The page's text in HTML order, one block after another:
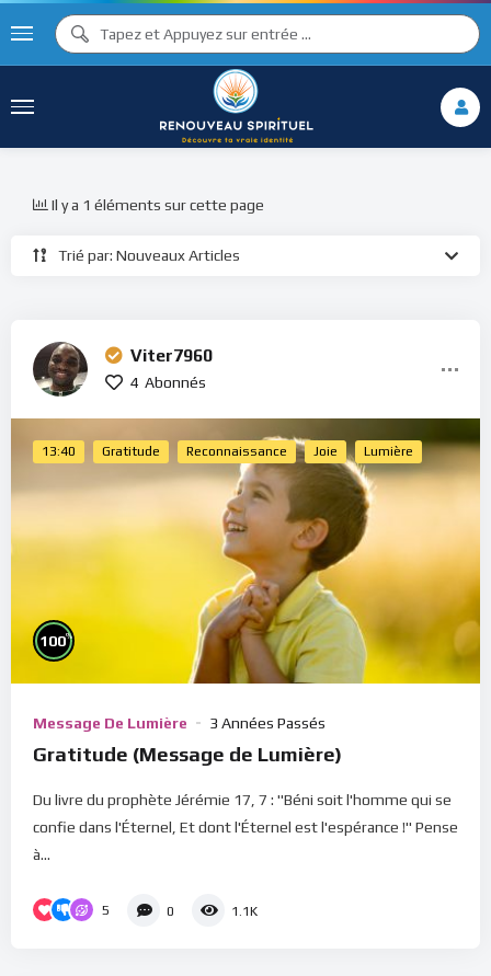
Trié par: Nouveaux Articles
Il y a 1 éléments sur cette page
Viter7960
4 Abonnés
13:40 Gratitude Reconnaissance Joie Lumière
100%
Message De Lumière 3 Années Passés
Gratitude (Message de Lumière)
Du livre du prophète Jérémie 17, 7 : "Béni soit l'homme qui se
confie dans l'Éternel, Et dont l'Éternel est l'espérance !" Pense
à...
5 0 1.1K